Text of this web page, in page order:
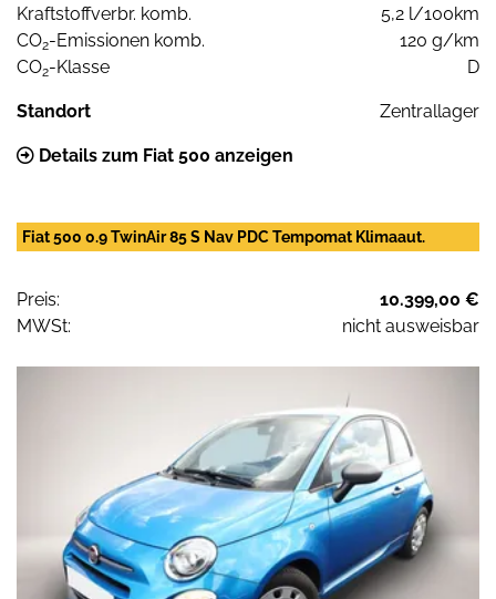
Kraftstoffverbr. komb.
5,2 l/100km
CO2-Emissionen komb.
120 g/km
CO2-Klasse D
Standort Zentrallager
Details zum Fiat 500 anzeigen
Fiat 500 0.9 TwinAir 85 S Nav PDC Tempomat Klimaaut.
Preis:
10.399,00 €
MWSt:
nicht ausweisbar